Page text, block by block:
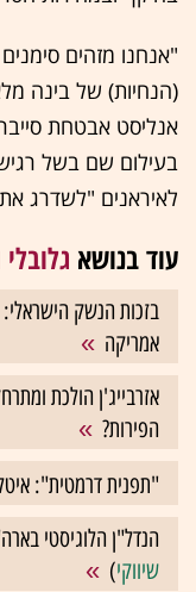
"אנחנו מזהים
(הנחיות) של בינה
אנליסט אבטחת
בעילום שם בשל
לאיראנים "לשדרג
עוד בנושא
בזכות הנשק
אמריקה
אזרבייג'ן הולכת
הפירות?
"תפנית דרמטית":
הנדל"ן הלוגיסטי
שיווקי)